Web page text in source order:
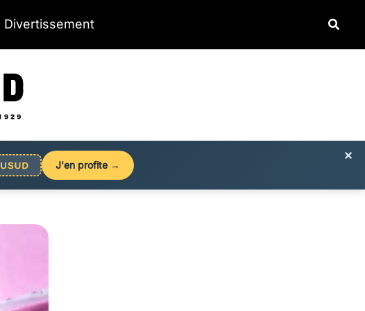
Divertissement
×
J'en profite →